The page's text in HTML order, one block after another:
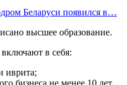
Беларуси появился в…
высшее образование.
в себя:
иврита;
бизнеса не менее 10 лет,